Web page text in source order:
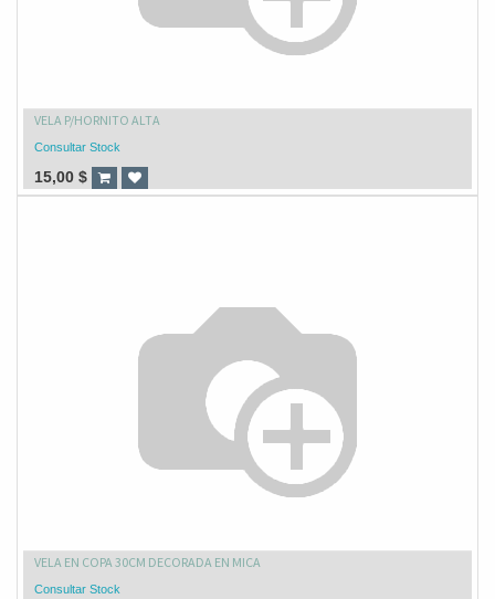
VELA P/HORNITO ALTA
Consultar Stock
15,00 $
VELA EN COPA 30CM DECORADA EN MICA
Consultar Stock